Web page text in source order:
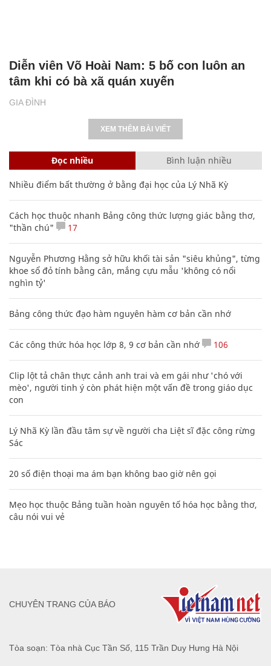
GIA ĐÌNH
Diễn viên Võ Hoài Nam: 5 bố con luôn an
tâm khi có bà xã quán xuyến
XEM THÊM BÀI VIẾT
Đọc nhiều Bình luận nhiều
Nhiều điểm bất thường ở bằng đại học của Lý Nhã Kỳ
Cách học thuộc nhanh Bảng công thức lượng giác bằng thơ,
"thần chú"
17
Nguyễn Phương Hằng sở hữu khối tài sản "siêu khủng", từng
khoe sổ đỏ tính bằng cân, mắng cựu mẫu 'không có nổi
nghìn tỷ'
Bảng công thức đạo hàm nguyên hàm cơ bản cần nhớ
Các công thức hóa học lớp 8, 9 cơ bản cần nhớ 106
Clip lột tả chân thực cảnh anh trai và em gái như 'chó với
mèo', người tinh ý còn phát hiện một vấn đề trong giáo dục
con
Lý Nhã Kỳ lần đầu tâm sự về người cha Liệt sĩ đặc công rừng
Sác
20 số điện thoại ma ám bạn không bao giờ nên gọi
Mẹo học thuộc Bảng tuần hoàn nguyên tố hóa học bằng thơ,
câu nói vui vẻ
Tòa soạn: Tòa nhà Cục Tần Số, 115 Trần Duy Hưng Hà Nội
CHUYÊN TRANG CỦA BÁO